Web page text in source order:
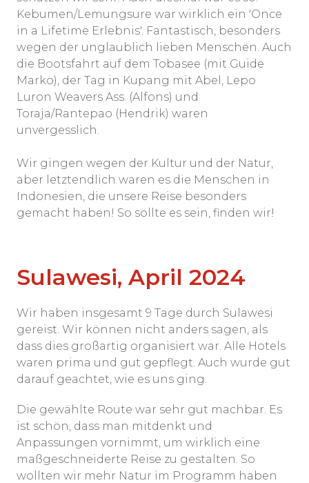
Kebumen/Lemungsure war wirklich ein 'Once
in a Lifetime Erlebnis'. Fantastisch, besonders
wegen der unglaublich lieben Menschen. Auch
die Bootsfahrt auf dem Tobasee (mit Guide
Marko), der Tag in Kupang mit Abel, Lepo
Luron Weavers Ass. (Alfons) und
Toraja/Rantepao (Hendrik) waren
unvergesslich.
Wir gingen wegen der Kultur und der Natur,
aber letztendlich waren es die Menschen in
Indonesien, die unsere Reise besonders
gemacht haben! So sollte es sein, finden wir!
Sulawesi, April 2024
Wir haben insgesamt 9 Tage durch Sulawesi
gereist. Wir können nicht anders sagen, als
dass dies großartig organisiert war. Alle Hotels
waren prima und gut gepflegt. Auch wurde gut
darauf geachtet, wie es uns ging.
Die gewählte Route war sehr gut machbar. Es
ist schön, dass man mitdenkt und
Anpassungen vornimmt, um wirklich eine
maßgeschneiderte Reise zu gestalten. So
wollten wir mehr Natur im Programm haben